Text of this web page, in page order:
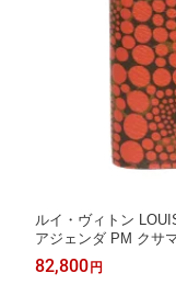
ルイ・ヴィトン
アジェンダ PM クサ
ワー ルージュ
大人 ブランド【中古】
82,800円